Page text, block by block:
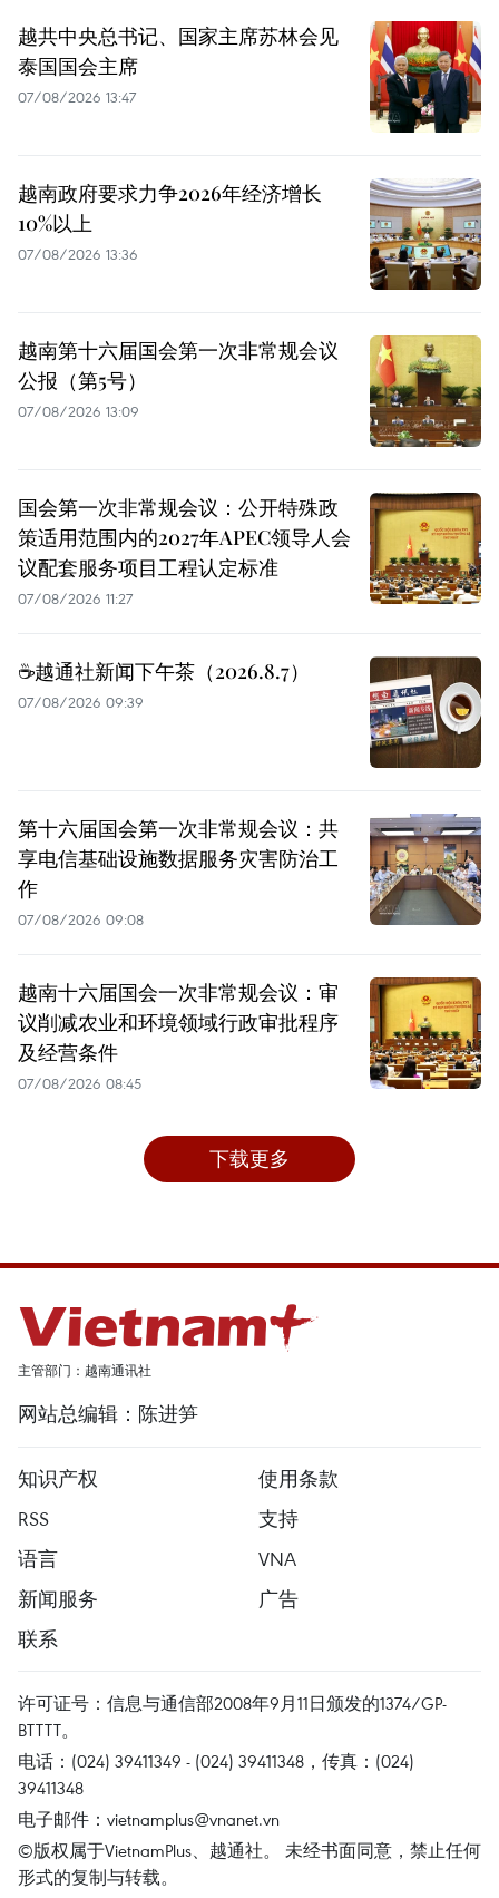
越共中央总书记、国家主席苏林会见
泰国国会主席
07/08/2026 13:47
越南政府要求力争2026年经济增长
10%以上
07/08/2026 13:36
越南第十六届国会第一次非常规会议
公报（第5号）
07/08/2026 13:09
国会第一次非常规会议：公开特殊政
策适用范围内的2027年APEC领导人会
议配套服务项目工程认定标准
07/08/2026 11:27
☕️越通社新闻下午茶（2026.8.7）
07/08/2026 09:39
第十六届国会第一次非常规会议：共
享电信基础设施数据服务灾害防治工
作
07/08/2026 09:08
越南十六届国会一次非常规会议：审
议削减农业和环境领域行政审批程序
及经营条件
07/08/2026 08:45
下载更多
主管部门：越南通讯社
网站总编辑：陈进笋
知识产权
使用条款
RSS
支持
语言
VNA
新闻服务
广告
联系
许可证号：信息与通信部2008年9月11日颁发的1374/GP-
BTTTT。
电话：(024) 39411349 - (024) 39411348，传真：(024)
39411348
电子邮件： vietnamplus@vnanet.vn
©版权属于VietnamPlus、越通社。 未经书面同意，禁止任何
形式的复制与转载。